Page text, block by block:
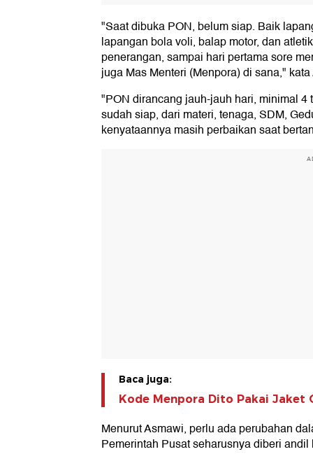
"Saat dibuka PON, belum siap. Baik
lapangan bola voli, balap motor, dan
penerangan, sampai hari pertama sore
juga Mas Menteri (Menpora) di sana,"
"PON dirancang jauh-jauh hari, minimal
sudah siap, dari materi, tenaga, SDM,
kenyataannya masih perbaikan saat
Baca juga:
Kode Menpora Dito Pakai Jaket
Menurut Asmawi, perlu ada perubahan
Pemerintah Pusat seharusnya diberi